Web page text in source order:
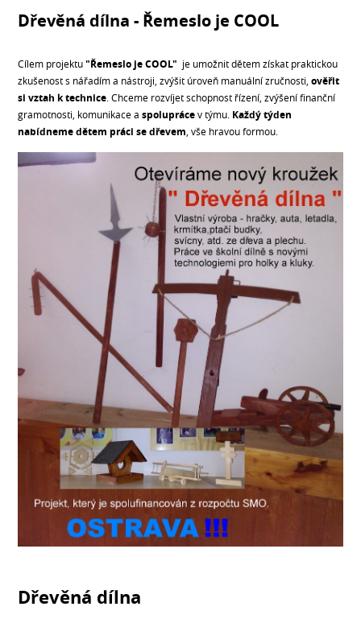
Dřevěná dílna - Řemeslo je COOL
Cílem projektu"Řemeslo je COOL" je umožnit dětem získat praktickou
zkušenost s nářadím a nástroji, zvýšit úroveň manuální zručnosti,ověřit
si vztah k technice . Chceme rozvíjet schopnost řízení, zvýšení finanční
gramotnosti, komunikace aspoluprácev týmu. Každý týden
nabídneme dětem práci se dřevem , vše hravou formou.
Dřevěná dílna